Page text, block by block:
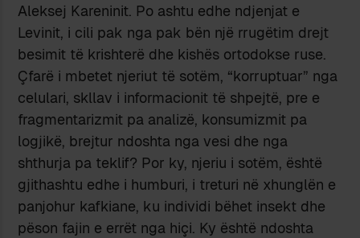
Aleksej Kareninit. Po ashtu edhe ndjenjat e
Levinit, i cili pak nga pak bën një rrugëtim drejt
besimit të krishterë dhe kishës ortodokse ruse.
Çfarë i mbetet njeriut të sotëm, “korruptuar” nga
celulari, skllav i informacionit të shpejtë, pre e
fragmentarizmit pa analizë, konsumizmit pa
logjikë, brejtur ndoshta nga vesi dhe nga
shthurja pa teklif? Por ky, njeriu i sotëm, është
gjithashtu edhe i humburi, i treturi në xhunglën e
panjohur kafkiane, ku individi bëhet insekt dhe
pëson fajin e errët nga hiçi. Ky është ndoshta